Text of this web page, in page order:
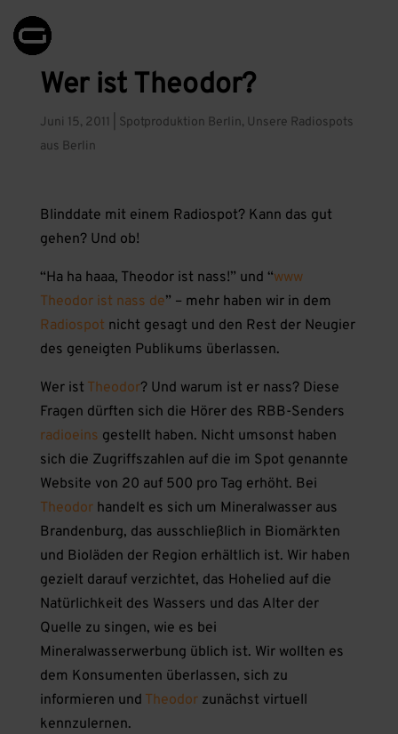
Wer ist Theodor?
Juni 15, 2011 Spotproduktion Berlin, Unsere Radiospots
aus Berlin
Blinddate mit einem Radiospot? Kann das gut
gehen? Und ob!
“Ha ha haaa, Theodor ist nass!” und “www
Theodor ist nass de” – mehr haben wir in dem
Radiospot nicht gesagt und den Rest der Neugier
des geneigten Publikums überlassen.
Wer ist Theodor? Und warum ist er nass? Diese
Fragen dürften sich die Hörer des RBB-Senders
radioeins gestellt haben. Nicht umsonst haben
sich die Zugriffszahlen auf die im Spot genannte
Website von 20 auf 500 pro Tag erhöht. Bei
Theodorhandelt es sich um Mineralwasser aus
Brandenburg, das ausschließlich in Biomärkten
und Bioläden der Region erhältlich ist. Wir haben
gezielt darauf verzichtet, das Hohelied auf die
Natürlichkeit des Wassers und das Alter der
Quelle zu singen, wie es bei
Mineralwasserwerbung üblich ist. Wir wollten es
dem Konsumenten überlassen, sich zu
informieren und Theodorzunächst virtuell
kennzulernen.